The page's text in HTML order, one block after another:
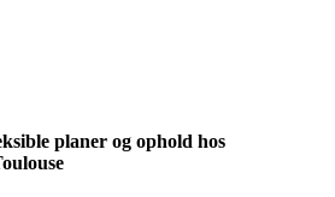
planer og ophold hos